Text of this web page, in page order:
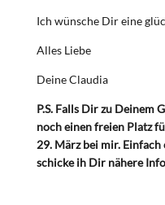
Ich wünsche Dir eine
Alles Liebe
Deine Claudia
P.S. Falls Dir zu Deinem
noch einen freien Platz
29. März bei mir.
schicke ih Dir nähere